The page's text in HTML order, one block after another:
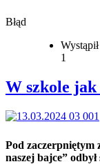
Błąd
1
W szkole jak
Pod zaczerpniętym
naszej bajce”